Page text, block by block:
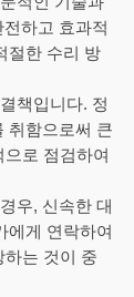
하고 효과적
절한 수리 방
책입니다. 정
취함으로써 큰
로 점검하여
우, 신속한 대
에게 연락하여
는 것이 중